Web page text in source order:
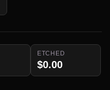
ETCHED
$0.00